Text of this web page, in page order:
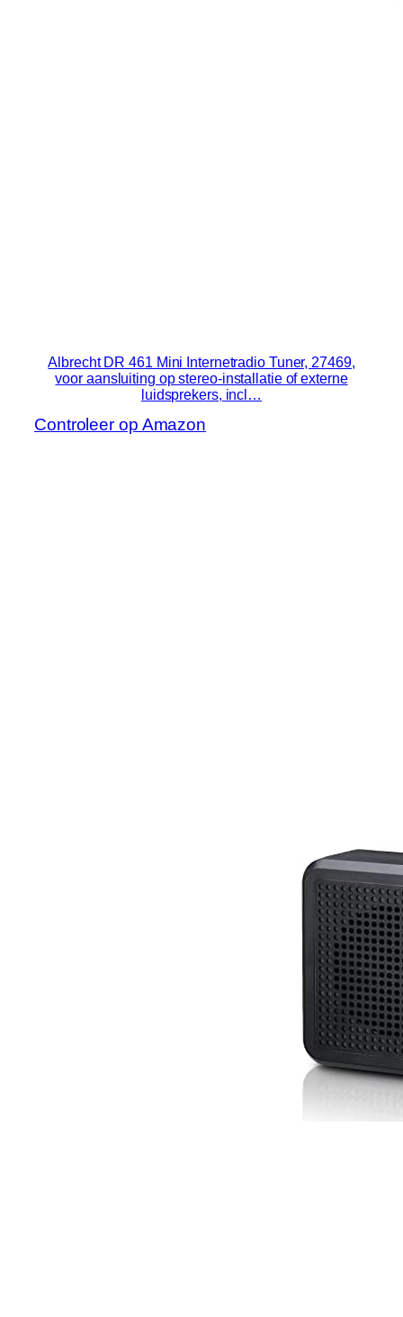
Albrecht DR 461 Mini Internetradio Tuner, 27469,
voor aansluiting op stereo-installatie of externe
luidsprekers, incl…
Controleer op Amazon